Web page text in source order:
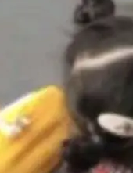
现
其
<p>
头
“哇
发者
住屏
转速
秒
约1
笔一
，使
短